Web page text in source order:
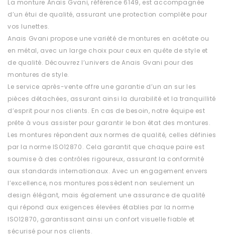
La monture Anais Gvani, référence 6149, est accompagnée
d’un étui de qualité, assurant une protection complète pour
vos lunettes.
Anais Gvani propose une variété de montures en acétate ou
en métal, avec un large choix pour ceux en quête de style et
de qualité. Découvrez l’univers de Anais Gvani pour des
montures de style.
Le service après-vente offre une garantie d’un an sur les
pièces détachées, assurant ainsi la durabilité et la tranquillité
d’esprit pour nos clients. En cas de besoin, notre équipe est
prête à vous assister pour garantir le bon état des montures.
Les montures répondent aux normes de qualité, celles définies
par la norme ISO12870. Cela garantit que chaque paire est
soumise à des contrôles rigoureux, assurant la conformité
aux standards internationaux. Avec un engagement envers
l’excellence, nos montures possèdent non seulement un
design élégant, mais également une assurance de qualité
qui répond aux exigences élevées établies par la norme
ISO12870, garantissant ainsi un confort visuelle fiable et
sécurisé pour nos clients.